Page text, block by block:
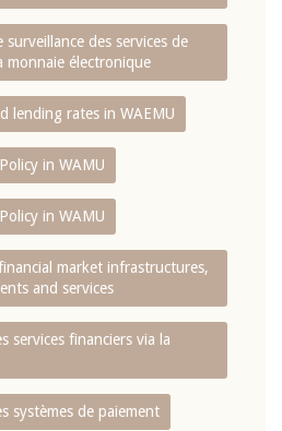
des services de
monnaie électronique
lending rates in WAEMU
in WAMU
in WAMU
market infrastructures,
and services
services financiers via la
systèmes de paiement